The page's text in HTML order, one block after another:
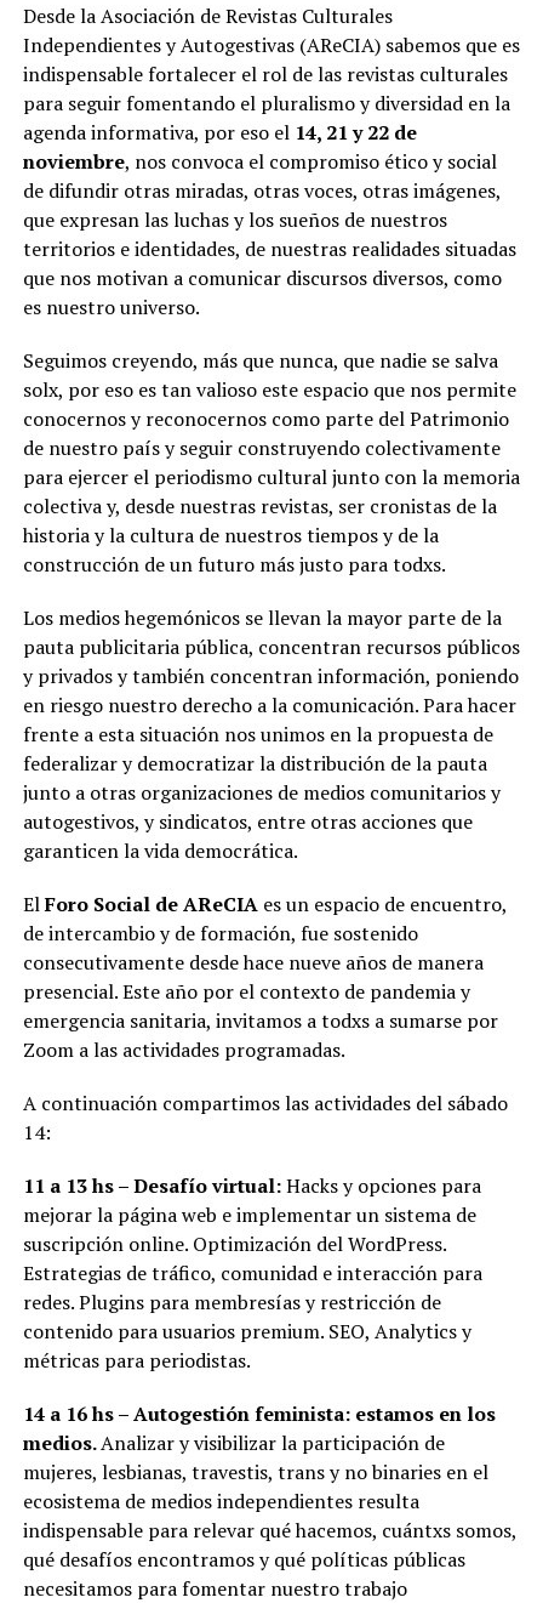
Desde la Asociación de Revistas Culturales
Independientes y Autogestivas (AReCIA) sabemos que es
indispensable fortalecer el rol de las revistas culturales
para seguir fomentando el pluralismo y diversidad en la
agenda informativa, por eso el14, 21 y 22 de
noviembre, nos convoca el compromiso ético y social
de difundir otras miradas, otras voces, otras imágenes,
que expresan las luchas y los sueños de nuestros
territorios e identidades, de nuestras realidades situadas
que nos motivan a comunicar discursos diversos, como
es nuestro universo.
Seguimos creyendo, más que nunca, que nadie se salva
solx, por eso es tan valioso este espacio que nos permite
conocernos y reconocernos como parte del Patrimonio
de nuestro país y seguir construyendo colectivamente
para ejercer el periodismo cultural junto con la memoria
colectiva y, desde nuestras revistas, ser cronistas de la
historia y la cultura de nuestros tiempos y de la
construcción de un futuro más justo para todxs.
Los medios hegemónicos se llevan la mayor parte de la
pauta publicitaria pública, concentran recursos públicos
y privados y también concentran información, poniendo
en riesgo nuestro derecho a la comunicación. Para hacer
frente a esta situación nos unimos en la propuesta de
federalizar y democratizar la distribución de la pauta
junto a otras organizaciones de medios comunitarios y
autogestivos, y sindicatos, entre otras acciones que
garanticen la vida democrática.
ElForo Social de AReCIAes un espacio de encuentro,
de intercambio y de formación, fue sostenido
consecutivamente desde hace nueve años de manera
presencial. Este año por el contexto de pandemia y
emergencia sanitaria, invitamos a todxs a sumarse por
Zoom a las actividades programadas.
A continuación compartimos las actividades del sábado
14:
11 a 13 hs – Desafío virtual:Hacks y opciones para
mejorar la página web e implementar un sistema de
suscripción online. Optimización del WordPress.
Estrategias de tráfico, comunidad e interacción para
redes. Plugins para membresías y restricción de
contenido para usuarios premium. SEO, Analytics y
métricas para periodistas.
14 a 16 hs – Autogestión feminista: estamos en los
medios.Analizar y visibilizar la participación de
mujeres, lesbianas, travestis, trans y no binaries en el
ecosistema de medios independientes resulta
indispensable para relevar qué hacemos, cuántxs somos,
qué desafíos encontramos y qué políticas públicas
necesitamos para fomentar nuestro trabajo